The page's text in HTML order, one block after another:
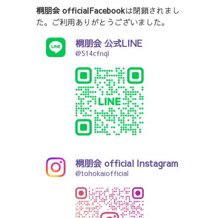
桐朋会 officialFacebookは閉鎖されまし
た。ご利用ありがとうございました。
桐朋会 公式LINE
@514cfnql
桐朋会 official Instagram
@tohokaiofficial